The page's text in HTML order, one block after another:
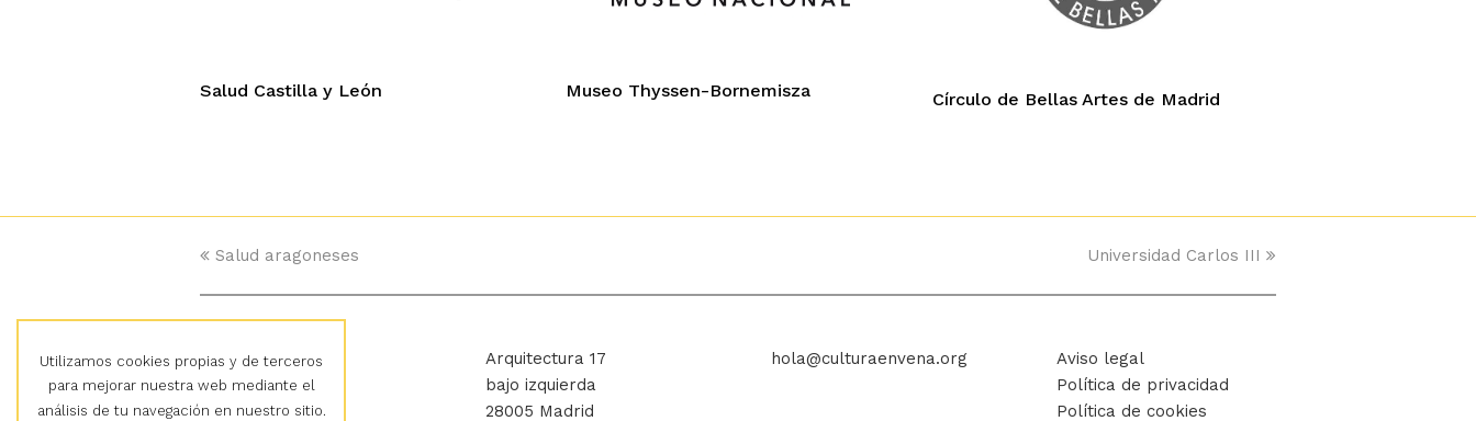
Salud Castilla y León Museo Thyssen-Bornemisza Círculo de Bellas Artes de Madrid
previous
Salud aragoneses
next
Universidad Carlos III
Cultura en Vena
Arquitectura 17
bajo izquierda
28005 Madrid
hola@culturaenvena.org
Aviso legal
Política de privacidad
Política de cookies
Utilizamos cookies propias y de terceros
para mejorar nuestra web mediante el
análisis de tu navegación en nuestro sitio.